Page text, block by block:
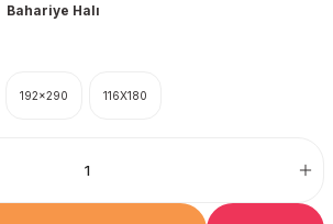
Bahariye Halı
192x290 116X180